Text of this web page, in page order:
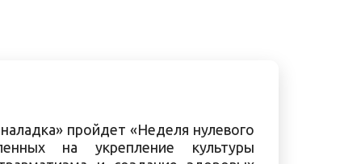
пройдет «Неделя нулевого
на укрепление культуры